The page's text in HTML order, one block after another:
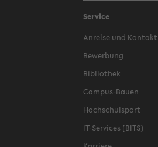
Service
Anreise und Kontakt
Bewerbung
Bibliothek
Campus-Bauen
Hochschulsport
IT-Services (BITS)